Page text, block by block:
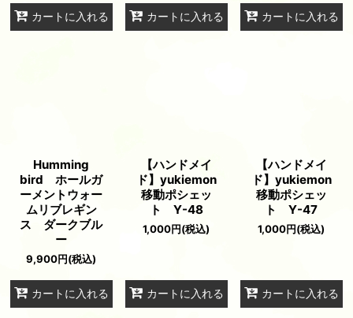
カートに入れる カートに入れる カートに入れる
Humming
bird ホールガ
ーメントウォー
ムリブレギン
ス ダークブル
ー
9,900円(税込)
カートに入れる
【ハンドメイ
ド】yukiemon
移動ポシェッ
ト Y-48
1,000円(税込)
カートに入れる
【ハンドメイ
ド】yukiemon
移動ポシェッ
ト Y-47
1,000円(税込)
カートに入れる